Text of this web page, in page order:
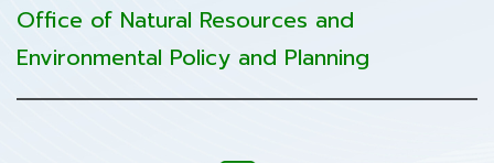
Office of Natural Resources and
Environmental Policy and Planning